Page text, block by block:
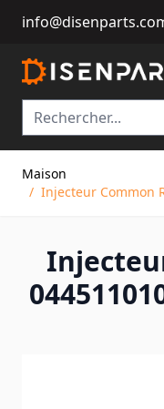
Maison
/ Injecteur Common